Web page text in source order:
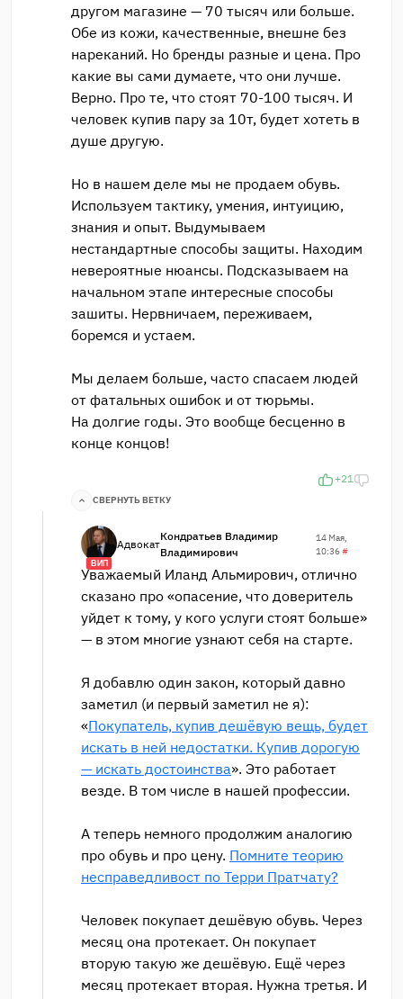
другом магазине — 70 тысяч или больше.
Обе из кожи, качественные, внешне без
нареканий. Но бренды разные и цена. Про
какие вы сами думаете, что они лучше.
Верно. Про те, что стоят 70-100 тысяч. И
человек купив пару за 10т, будет хотеть в
душе другую.
Но в нашем деле мы не продаем обувь.
Используем тактику, умения, интуицию,
знания и опыт. Выдумываем
нестандартные способы защиты. Находим
невероятные нюансы. Подсказываем на
начальном этапе интересные способы
зашиты. Нервничаем, переживаем,
боремся и устаем.
Мы делаем больше, часто спасаем людей
от фатальных ошибок и от тюрьмы.
На долгие годы. Это вообще бесценно в
конце концов!
+21
СВЕРНУТЬ ВЕТКУ
ВИП
Адвокат
Кондратьев Владимир
Владимирович
14 Мая,
10:36#
Уважаемый Иланд Альмирович, отлично
сказано про «опасение, что доверитель
уйдет к тому, у кого услуги стоят больше»
— в этом многие узнают себя на старте.
Я добавлю один закон, который давно
заметил (и первый заметил не я):
«Покупатель, купив дешёвую вещь, будет
искать в ней недостатки. Купив дорогую
— искать достоинства». Это работает
везде. В том числе в нашей профессии.
А теперь немного продолжим аналогию
про обувь и про цену. Помните теорию
несправедливост по Терри Пратчату?
Человек покупает дешёвую обувь. Через
месяц она протекает. Он покупает
вторую такую же дешёвую. Ещё через
месяц протекает вторая. Нужна третья. И